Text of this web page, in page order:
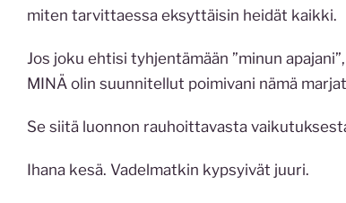
miten tarvittaessa eksyttäisin heidät kaikki.
Jos joku ehtisi tyhjentämään ”minun
MINÄ olin suunnitellut poimivani nämä
Se siitä luonnon rauhoittavasta
Ihana kesä. Vadelmatkin kypsyivät juuri.